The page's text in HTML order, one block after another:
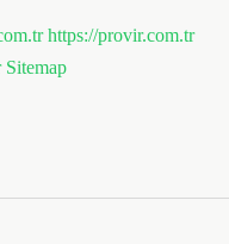
https://provir.com.tr
Sitemap